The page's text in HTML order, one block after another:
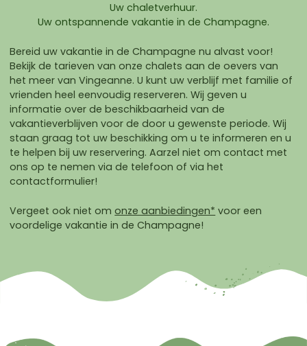
Uw chaletverhuur.
Uw ontspannende vakantie in de Champagne.
Bereid uw vakantie in de Champagne nu alvast voor!
Bekijk de tarieven van onze chalets aan de oevers van
het meer van Vingeanne. U kunt uw verblijf met familie of
vrienden heel eenvoudig reserveren. Wij geven u
informatie over de beschikbaarheid van de
vakantieverblijven voor de door u gewenste periode. Wij
staan graag tot uw beschikking om u te informeren en u
te helpen bij uw reservering. Aarzel niet om contact met
ons op te nemen via de telefoon of via het
contactformulier!
Vergeet ook niet omonze aanbiedingen* voor een
voordelige vakantie in de Champagne!